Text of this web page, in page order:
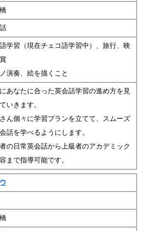
学習（現在チェコ語学習中）、旅行、映
演奏、絵を描くこと
あなたに合った英会話学習の進め方を見
いきます。
ん個々に学習プランを立てて、スムーズ
話を学べるようにします。
の日常英会話から上級者のアカデミック
まで指導可能です。